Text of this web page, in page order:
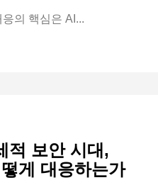
의 핵심은 AI...
적 보안 시대,
게 대응하는가